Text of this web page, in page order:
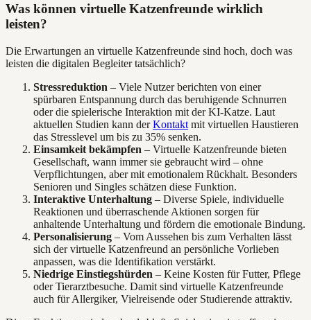
Was können virtuelle Katzenfreunde wirklich
leisten?
Die Erwartungen an virtuelle Katzenfreunde sind hoch, doch was
leisten die digitalen Begleiter tatsächlich?
Stressreduktion – Viele Nutzer berichten von einer
spürbaren Entspannung durch das beruhigende Schnurren
oder die spielerische Interaktion mit der KI-Katze. Laut
aktuellen Studien kann derKontakt mit virtuellen Haustieren
das Stresslevel um bis zu 35% senken.
Einsamkeit bekämpfen – Virtuelle Katzenfreunde bieten
Gesellschaft, wann immer sie gebraucht wird – ohne
Verpflichtungen, aber mit emotionalem Rückhalt. Besonders
Senioren und Singles schätzen diese Funktion.
Interaktive Unterhaltung – Diverse Spiele, individuelle
Reaktionen und überraschende Aktionen sorgen für
anhaltende Unterhaltung und fördern die emotionale Bindung.
Personalisierung – Vom Aussehen bis zum Verhalten lässt
sich der virtuelle Katzenfreund an persönliche Vorlieben
anpassen, was die Identifikation verstärkt.
Niedrige Einstiegshürden – Keine Kosten für Futter, Pflege
oder Tierarztbesuche. Damit sind virtuelle Katzenfreunde
auch für Allergiker, Vielreisende oder Studierende attraktiv.